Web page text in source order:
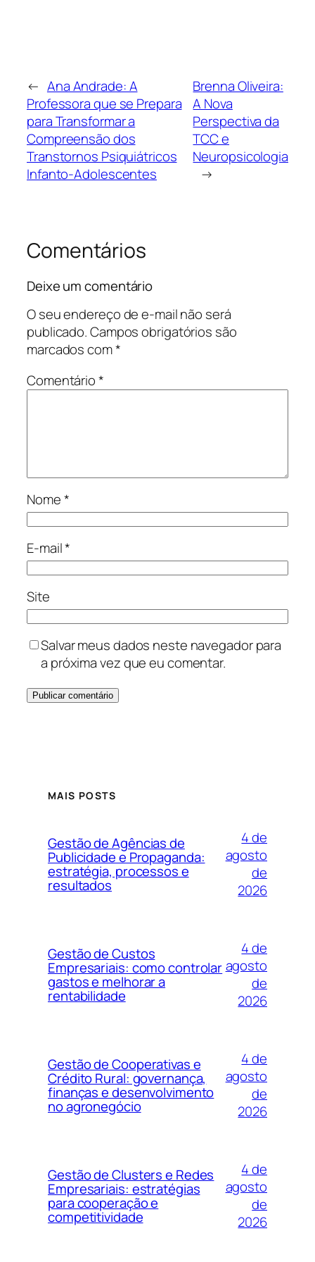
← Ana Andrade: A
Professora que se Prepara
para Transformar a
Compreensão dos
Transtornos Psiquiátricos
Infanto-Adolescentes
Brenna Oliveira:
A Nova
Perspectiva da
TCC e
Neuropsicologia
→
Comentários
Deixe um comentário
O seu endereço de e-mail não será
publicado.Campos obrigatórios são
marcados com*
Comentário*
Nome*
E-mail*
Site
Salvar meus dados neste navegador para
a próxima vez que eu comentar.
MAIS POSTS
Gestão de Agências de
Publicidade e Propaganda:
estratégia, processos e
resultados
4 de
agosto
de
2026
Gestão de Custos
Empresariais: como controlar
gastos e melhorar a
rentabilidade
4 de
agosto
de
2026
Gestão de Cooperativas e
Crédito Rural: governança,
finanças e desenvolvimento
no agronegócio
4 de
agosto
de
2026
Gestão de Clusters e Redes
Empresariais: estratégias
para cooperação e
competitividade
4 de
agosto
de
2026